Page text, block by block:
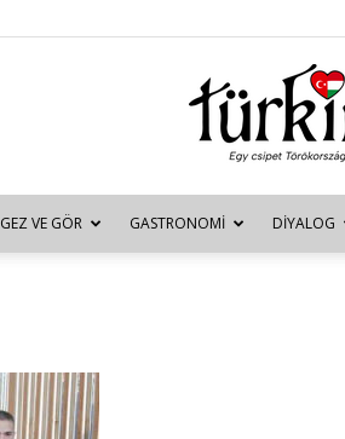
GEZ VE GÖR GASTRONOMI DIYALOG